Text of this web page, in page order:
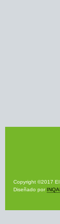
Copyright ©2017
Diseñado por